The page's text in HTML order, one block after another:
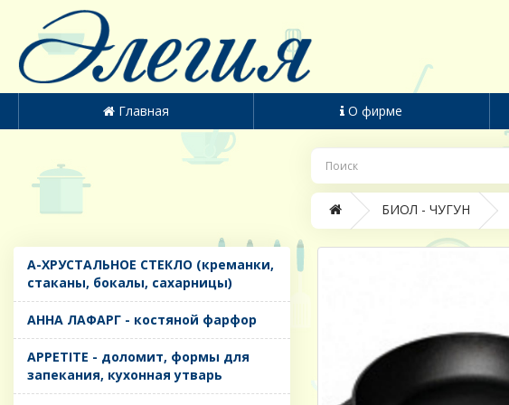
Главная О фирме
БИОЛ - ЧУГУН
A-ХРУСТАЛЬНОЕ СТЕКЛО (креманки,
стаканы, бокалы, сахарницы)
AHHA ЛАФАРГ - костяной фарфор
APPETITE - доломит, формы для
запекания, кухонная утварь